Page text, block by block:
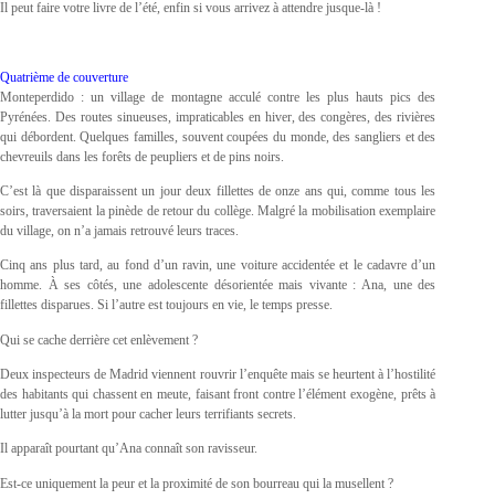
Il peut faire votre livre de l’été, enfin si vous arrivez à attendre jusque-là !
Quatrième de couverture
Monteperdido : un village de montagne acculé contre les plus hauts pics des
Pyrénées. Des routes sinueuses, impraticables en hiver, des congères, des rivières
qui débordent. Quelques familles, souvent coupées du monde, des sangliers et des
chevreuils dans les forêts de peupliers et de pins noirs.
C’est là que disparaissent un jour deux fillettes de onze ans qui, comme tous les
soirs, traversaient la pinède de retour du collège. Malgré la mobilisation exemplaire
du village, on n’a jamais retrouvé leurs traces.
Cinq ans plus tard, au fond d’un ravin, une voiture accidentée et le cadavre d’un
homme. À ses côtés, une adolescente désorientée mais vivante : Ana, une des
fillettes disparues. Si l’autre est toujours en vie, le temps presse.
Qui se cache derrière cet enlèvement ?
Deux inspecteurs de Madrid viennent rouvrir l’enquête mais se heurtent à l’hostilité
des habitants qui chassent en meute, faisant front contre l’élément exogène, prêts à
lutter jusqu’à la mort pour cacher leurs terrifiants secrets.
Il apparaît pourtant qu’Ana connaît son ravisseur.
Est-ce uniquement la peur et la proximité de son bourreau qui la musellent ?